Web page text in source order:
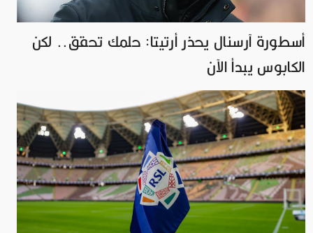
أسطورة آرسنال يحذر أرتيتا: حلمك تحقق.. لكن
الكابوس يبدأ الآن